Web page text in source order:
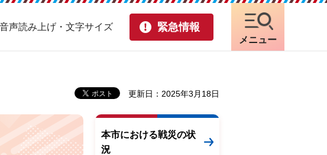
音声読み上げ・文字サイズ 緊急情報
メニュー
更新日：2025年3月18日
本市における戦災の状
況